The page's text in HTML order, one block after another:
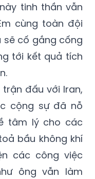
tinh thần vẫn
cùng toàn đội
sẽ cố gắng cống
tới kết quả tích
trận đấu với Iran,
cộng sự đã nỗ
tâm lý cho các
bầu không khí
các công việc
ông vẫn làm